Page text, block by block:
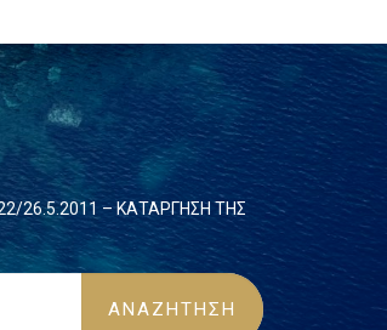
26.5.2011 – ΚΑΤΑΡΓΗΣΗ ΤΗΣ